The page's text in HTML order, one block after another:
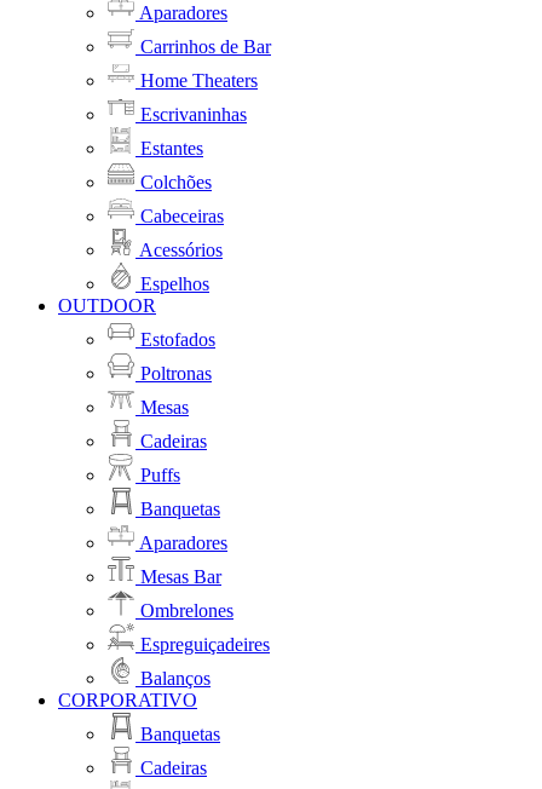
Aparadores
Carrinhos de Bar
Home Theaters
Escrivaninhas
Estantes
Colchões
Cabeceiras
Acessórios
Espelhos
OUTDOOR
Estofados
Poltronas
Mesas
Cadeiras
Puffs
Banquetas
Aparadores
Mesas Bar
Ombrelones
Espreguiçadeires
Balanços
CORPORATIVO
Banquetas
Cadeiras